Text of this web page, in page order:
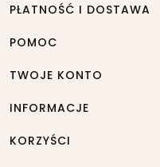
PŁATNOŚĆ I DOSTAWA
POMOC
TWOJE KONTO
INFORMACJE
KORZYŚCI